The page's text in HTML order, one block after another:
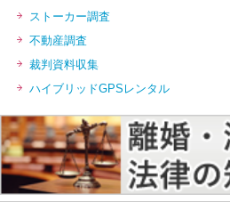
ストーカー調査
不動産調査
裁判資料収集
ハイブリッドGPSレンタル